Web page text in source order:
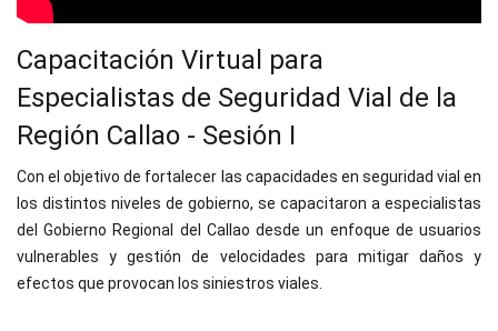
Capacitación Virtual para
Especialistas de Seguridad Vial de la
Región Callao - Sesión I
Con el objetivo de fortalecer las capacidades en seguridad vial en
los distintos niveles de gobierno, se capacitaron a especialistas
del Gobierno Regional del Callao desde un enfoque de usuarios
vulnerables y gestión de velocidades para mitigar daños y
efectos que provocan los siniestros viales.